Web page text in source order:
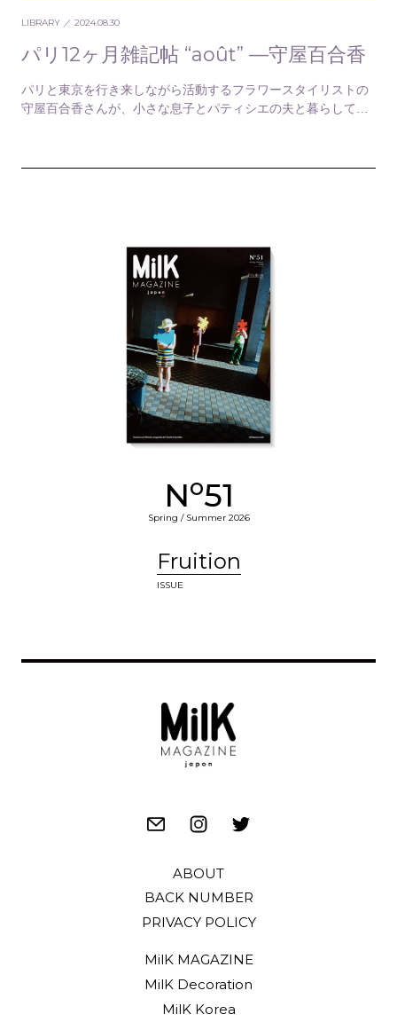
LIBRARY ／ 2024.08.30
パリ12ヶ月雑記帖 “août” —守屋百合香
パリと東京を行き来しながら活動するフラワースタイリストの
守屋百合香さんが、小さな息子とパティシエの夫と暮らしてい
No51
Spring / Summer 2026
Fruition
ISSUE
ABOUT
BACK NUMBER
PRIVACY POLICY
MilK MAGAZINE
MilK Decoration
MilK Korea